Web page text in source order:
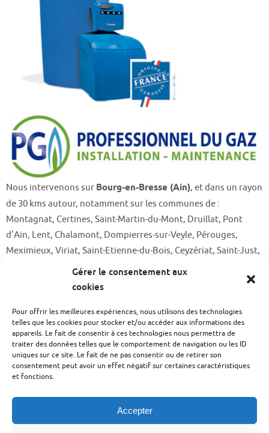
Gérer le consentement aux
cookies
Pour offrir les meilleures expériences, nous utilisons des technologies
telles que les cookies pour stocker et/ou accéder aux informations des
appareils. Le fait de consentir à ces technologies nous permettra de
traiter des données telles que le comportement de navigation ou les ID
uniques sur ce site. Le fait de ne pas consentir ou de retirer son
consentement peut avoir un effet négatif sur certaines caractéristiques
et fonctions.
Accepter
Nous intervenons sur Bourg-en-Bresse (Ain), et dans un rayon
de 30 kms autour, notamment sur les communes de :
Montagnat, Certines, Saint-Martin-du-Mont, Druillat, Pont
d’Ain, Lent, Chalamont, Dompierres-sur-Veyle, Pérouges,
Meximieux, Viriat, Saint-Etienne-du-Bois, Ceyzériat, Saint-Just,
Saint-Etienne-du Bois, Jasseron,…
MENTIONS LEGALES POLITIQUE DE CONFIDENTIALITÉ
BERNARD plomberie, pompes à chaleur, climatisation, salle de